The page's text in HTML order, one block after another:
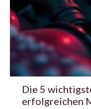
Die 5
erfolgreichen